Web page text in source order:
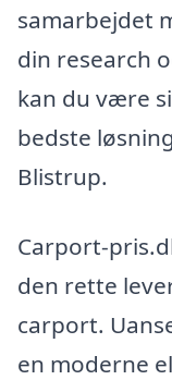
samarbejdet
din research
kan du være
bedste
Blistrup.
Carport-
den rette
carport.
en moderne